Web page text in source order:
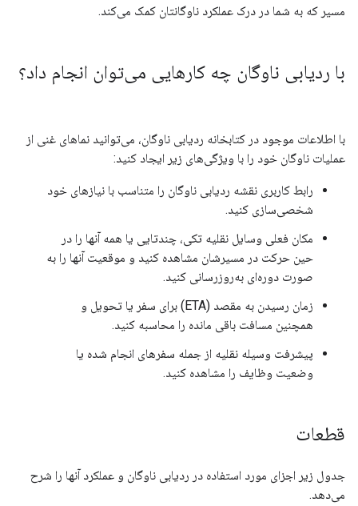
مسیر که به شما در درک عملکرد ناوگانتان کمک می‌کند.
با ردیابی ناوگان چه کارهایی می‌توان انجام داد؟
با اطلاعات موجود در کتابخانه ردیابی ناوگان، می‌توانید نماهای غنی از
عملیات ناوگان خود را با ویژگی‌های زیر ایجاد کنید:
رابط کاربری نقشه ردیابی ناوگان را متناسب با نیازهای خود
شخصی‌سازی کنید.
مکان فعلی وسایل نقلیه تکی، چندتایی یا همه آنها را در
حین حرکت در مسیرشان مشاهده کنید و موقعیت آنها را به
صورت دوره‌ای به‌روزرسانی کنید.
زمان رسیدن به مقصد (ETA) برای سفر یا تحویل و
همچنین مسافت باقی مانده را محاسبه کنید.
پیشرفت وسیله نقلیه از جمله سفرهای انجام شده یا
وضعیت وظایف را مشاهده کنید.
قطعات
جدول زیر اجزای مورد استفاده در ردیابی ناوگان و عملکرد آنها را شرح
می‌دهد.